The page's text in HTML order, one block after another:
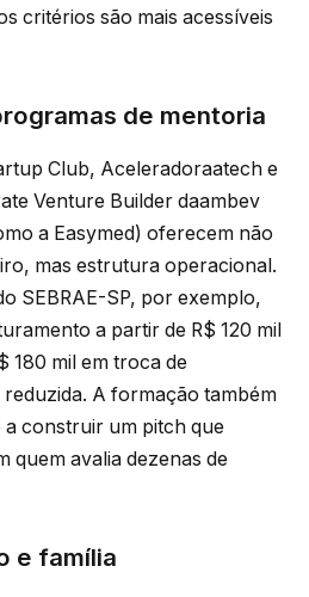
critérios são mais acessíveis
de mentoria
Club, Aceleradoraatech e
Venture Builder daambev
a Easymed) oferecem não
mas estrutura operacional.
SEBRAE-SP, por exemplo,
a partir de R$ 120 mil
180 mil em troca de
A formação também
construir um pitch que
quem avalia dezenas de
e família